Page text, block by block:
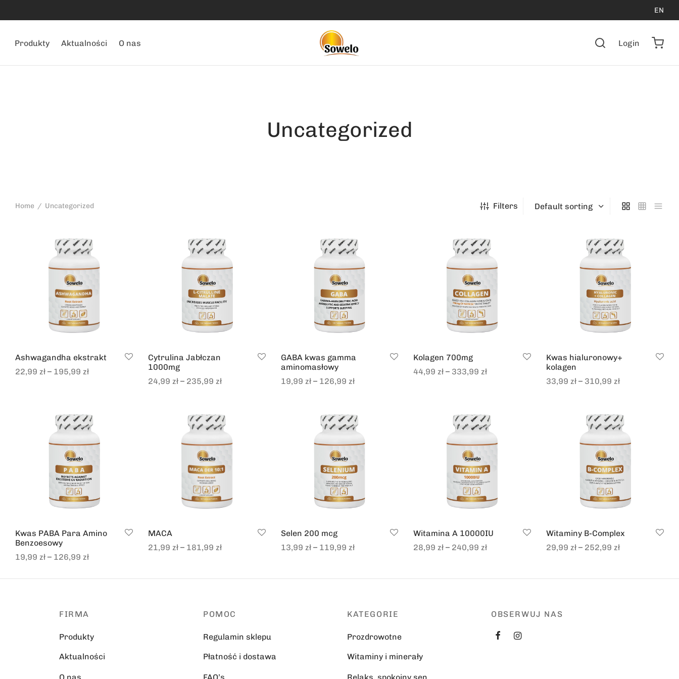
EN
Produkty Aktualności O nas Login
Uncategorized
Home / Uncategorized Filters
Ashwagandha ekstrakt
22,99 zł – 195,99 zł
Cytrulina Jabłczan
1000mg
24,99 zł– 235,99 zł
GABA kwas gamma
aminomasłowy
19,99 zł– 126,99 zł
Kolagen 700mg
44,99zł – 333,99zł
Kwas hialuronowy+
kolagen
33,99zł – 310,99zł
Kwas PABA Para Amino
Benzoesowy
19,99 zł – 126,99 zł
MACA
21,99 zł– 181,99 zł
Selen 200 mcg
13,99 zł– 119,99 zł
Witamina A 10000IU
28,99zł – 240,99zł
Witaminy B-Complex
29,99zł – 252,99zł
FIRMA
Produkty
Aktualności
POMOC
Regulamin sklepu
Płatność i dostawa
KATEGORIE
Prozdrowotne
Witaminy i minerały
OBSERWUJ NAS